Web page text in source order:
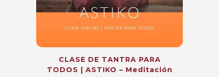
CLASE DE TANTRA PARA
TODOS | ASTIKO – Meditación